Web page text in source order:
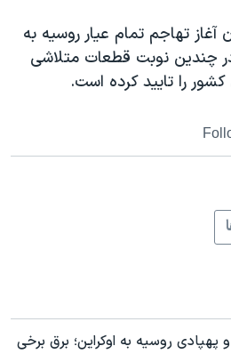
آغاز تهاجم تمام عیار روسیه به
در اسفند ۱۴۰۰، در چندین نوبت قطعات متلاشی
را تایید کرده است.
روسیه به اوکراین؛ برق برخی